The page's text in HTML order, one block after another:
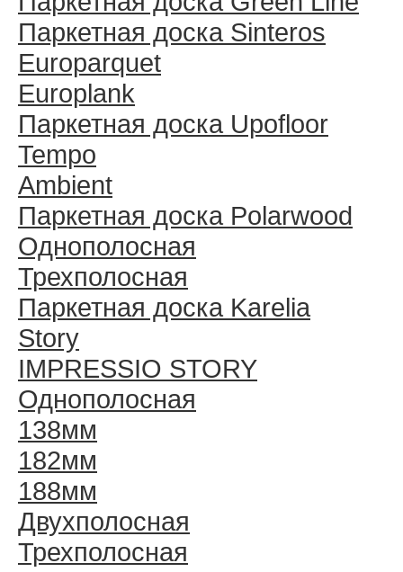
Паркетная доска Sinteros
Europarquet
Europlank
Паркетная доска Upofloor
Tempo
Ambient
Паркетная доска Polarwood
Однополосная
Трехполосная
Паркетная доска Karelia
Story
IMPRESSIO STORY
Однополосная
138мм
182мм
188мм
Двухполосная
Трехполосная